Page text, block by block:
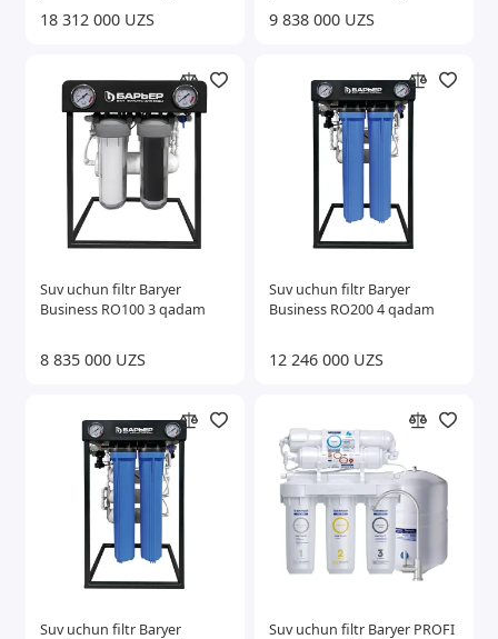
18 312 000 UZS 9 838 000 UZS
Suv uchun filtr Baryer
Business RO100 3 qadam
8 835 000 UZS
Suv uchun filtr Baryer
Business RO200 4 qadam
12 246 000 UZS
Suv uchun filtr Baryer
Suv uchun filtr Baryer PROFI